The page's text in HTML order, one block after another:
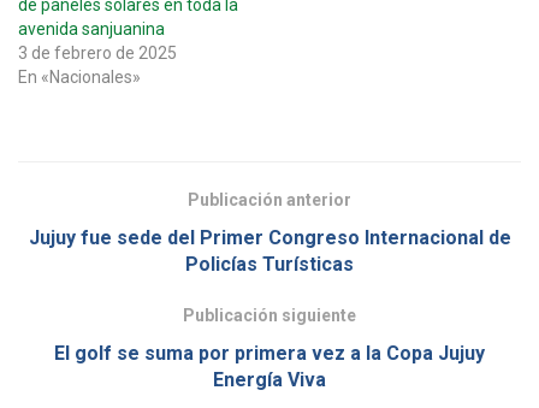
de paneles solares en toda la
avenida sanjuanina
3 de febrero de 2025
En «Nacionales»
Publicación anterior
Jujuy fue sede del Primer Congreso Internacional de
Policías Turísticas
Publicación siguiente
El golf se suma por primera vez a la Copa Jujuy
Energía Viva